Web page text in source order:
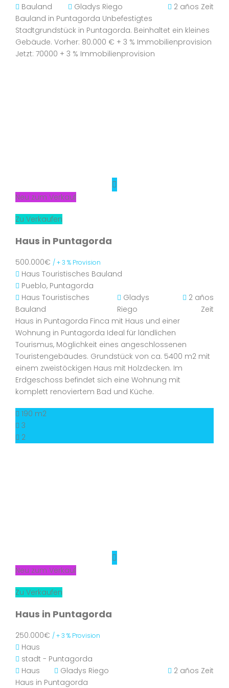
Bauland Gladys Riego
2 años Zeit
Bauland in Puntagorda Unbefestigtes
Stadtgrundstück in Puntagorda. Beinhaltet ein kleines
Gebäude. Vorher: 80.000 € + 3 % Immobilienprovision
Jetzt: 70000 + 3 % Immobilienprovision
Neu zum Verkauf
Zu Verkaufen
Haus in Puntagorda
500.000€ / + 3 % Provision
Haus Touristisches Bauland
Pueblo, Puntagorda
Haus Touristisches
Bauland
Gladys
Riego
2 años
Zeit
Haus in Puntagorda Finca mit Haus und einer
Wohnung in Puntagorda Ideal für ländlichen
Tourismus, Möglichkeit eines angeschlossenen
Touristengebäudes. Grundstück von ca. 5400 m2 mit
einem zweistöckigen Haus mit Holzdecken. Im
Erdgeschoss befindet sich eine Wohnung mit
komplett renoviertem Bad und Küche.
190 m2
3
2
Neu zum Verkauf
Zu Verkaufen
Haus in Puntagorda
250.000€ / + 3 % Provision
Haus
stadt - Puntagorda
Haus
Gladys Riego
2 años Zeit
Haus in Puntagorda